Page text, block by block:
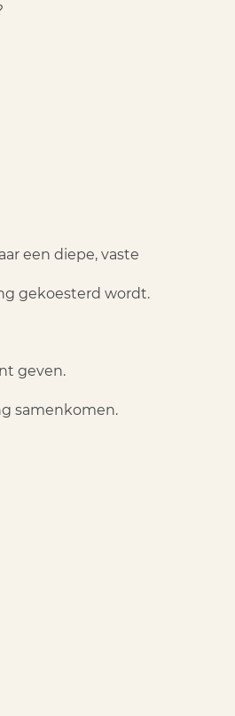
een diepe, vaste
gekoesterd wordt.
geven.
samenkomen.